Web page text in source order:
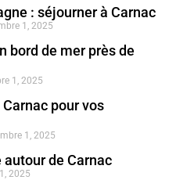
: séjourner à Carnac
1, 2025
bord de mer près de
1, 2025
pour vos
1, 2025
de Carnac
2025